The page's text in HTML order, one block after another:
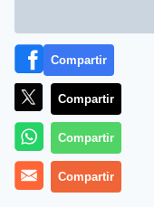
Compartir
Compartir
Compartir
Compartir